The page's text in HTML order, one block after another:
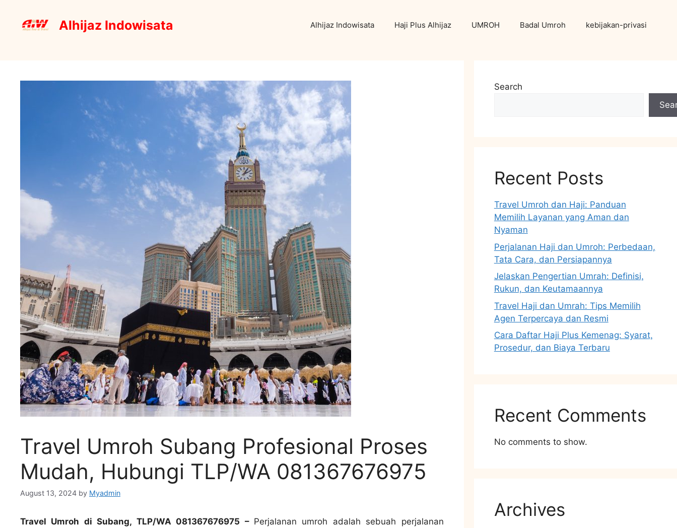
content
Alhijaz Indowisata Alhijaz Indowisata Haji Plus Alhijaz UMROH Badal Umroh kebijakan-privasi
Travel Umroh Subang Profesional Proses
Mudah, Hubungi TLP/WA 081367676975
August 13, 2024 by Myadmin
Travel Umroh di Subang, TLP/WA 081367676975 – Perjalanan umroh adalah sebuah perjalanan
Search
Recent Posts
Travel Umroh dan Haji: Panduan
Memilih Layanan yang Aman dan
Nyaman
Perjalanan Haji dan Umroh: Perbedaan,
Tata Cara, dan Persiapannya
Jelaskan Pengertian Umrah: Definisi,
Rukun, dan Keutamaannya
Travel Haji dan Umrah: Tips Memilih
Agen Terpercaya dan Resmi
Cara Daftar Haji Plus Kemenag: Syarat,
Prosedur, dan Biaya Terbaru
Recent Comments
No comments to show.
Archives